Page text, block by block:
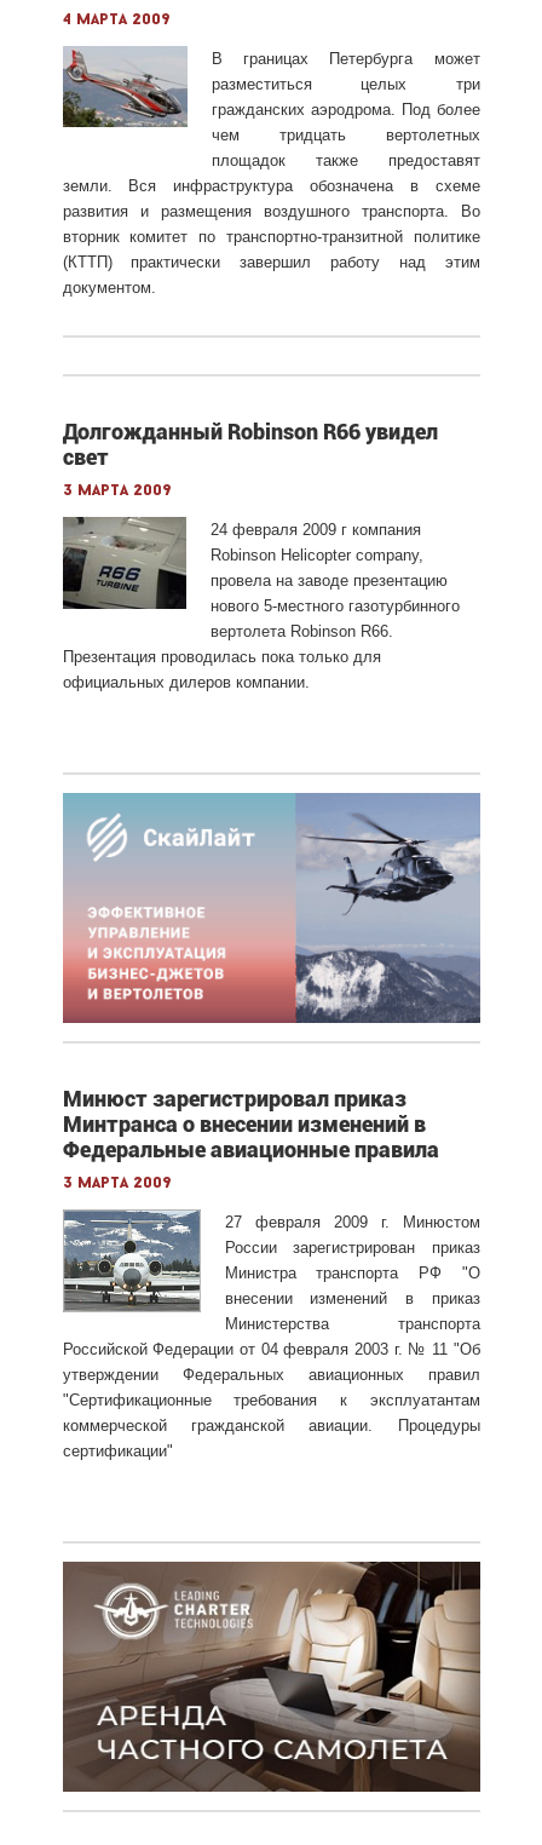
4 марта 2009
В границах Петербурга может
разместиться целых три
гражданских аэродрома. Под более
чем тридцать вертолетных
площадок также предоставят
земли. Вся инфраструктура обозначена в схеме
развития и размещения воздушного транспорта. Во
вторник комитет по транспортно-транзитной политике
(КТТП) практически завершил работу над этим
документом.
Долгожданный Robinson R66 увидел
свет
3 марта 2009
24 февраля 2009 г компания
Robinson Helicopter company,
провела на заводе презентацию
нового 5-местного газотурбинного
вертолета Robinson R66.
Презентация проводилась пока только для
официальных дилеров компании.
Минюст зарегистрировал приказ
Минтранса о внесении изменений в
Федеральные авиационные правила
3 марта 2009
27 февраля 2009 г. Минюстом
России зарегистрирован приказ
Министра транспорта РФ "О
внесении изменений в приказ
Министерства транспорта
Российской Федерации от 04 февраля 2003 г. № 11 "Об
утверждении Федеральных авиационных правил
"Сертификационные требования к эксплуатантам
коммерческой гражданской авиации. Процедуры
сертификации"